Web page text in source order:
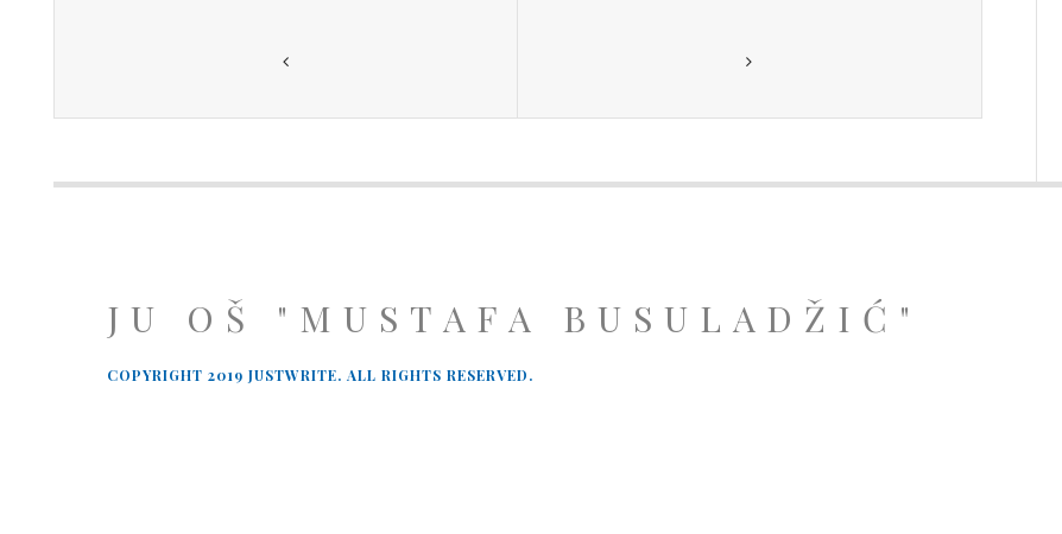
JU OŠ "MUSTAFA BUSULADŽIĆ"
COPYRIGHT 2019 JUSTWRITE. ALL RIGHTS RESERVED.